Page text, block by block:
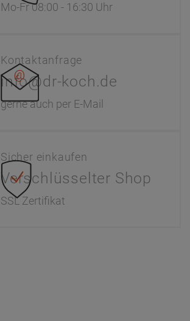
Mo-Fr 08:00 - 16:30 Uhr
Kontaktanfrage
info@dr-koch.de
gerne auch per E-Mail
Sicher einkaufen
Verschlüsselter Shop
SSL Zertifikat